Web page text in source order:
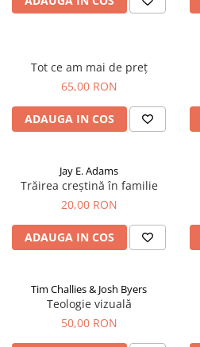
Tot ce am mai de preț
65,00 RON
ADAUGA IN COS
Jay E. Adams
Trăirea creștină în familie
20,00 RON
ADAUGA IN COS
Tim Challies & Josh Byers
Teologie vizuală
50,00 RON